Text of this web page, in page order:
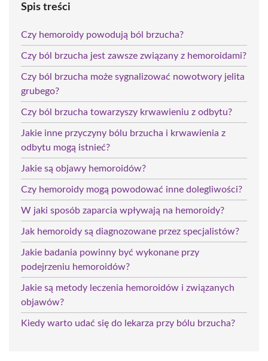
Spis treści
Czy hemoroidy powodują ból brzucha?
Czy ból brzucha jest zawsze związany z hemoroidami?
Czy ból brzucha może sygnalizować nowotwory jelita
grubego?
Czy ból brzucha towarzyszy krwawieniu z odbytu?
Jakie inne przyczyny bólu brzucha i krwawienia z
odbytu mogą istnieć?
Jakie są objawy hemoroidów?
Czy hemoroidy mogą powodować inne dolegliwości?
W jaki sposób zaparcia wpływają na hemoroidy?
Jak hemoroidy są diagnozowane przez specjalistów?
Jakie badania powinny być wykonane przy
podejrzeniu hemoroidów?
Jakie są metody leczenia hemoroidów i związanych
objawów?
Kiedy warto udać się do lekarza przy bólu brzucha?